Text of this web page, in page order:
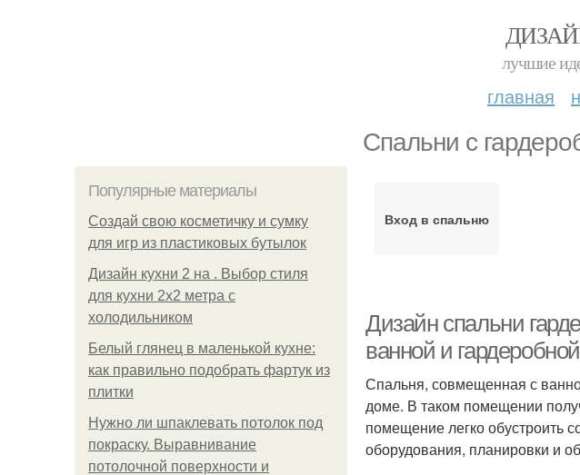
лучшие
главная
Спальни с
Популярные материалы
Создай свою косметичку и сумку
для игр из пластиковых бутылок
Дизайн кухни 2 на . Выбор стиля
для кухни 2х2 метра с
холодильником
Белый глянец в маленькой кухне:
как правильно подобрать фартук из
плитки
Нужно ли шпаклевать потолок под
покраску. Выравнивание
потолочной поверхности и
Вход в спальню
Дизайн спальни
ванной и гардеробной
Спальня, совмещенная с
доме. В таком помещении
помещение легко обустроить
оборудования, планировки и